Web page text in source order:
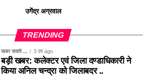
उगेंद्र अग्रवाल
TRENDING
खबर सक्ती ... 3 वर्ष ago
बड़ी खबर: कलेक्टर एवं जिला दण्डाधिकारी ने
किया अनिल चन्द्रा को जिलाबदर ..